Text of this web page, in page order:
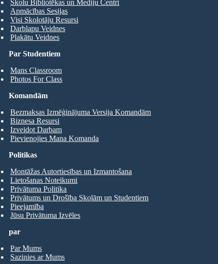
Par Studentiem
Mans Classroom
Photos For Class
Skolu Bibliotēkas un Mediju Centri
Apmācības Sesijas
Visi Skolotāju Resursi
Darblapu Veidnes
Plakātu Veidnes
Komandām
Bezmaksas Izmēģinājuma Versija Komandām
Biznesa Resursi
Izveidot Darbam
Pievienojies Mana Komanda
par
Par Mums
Sazinies ar Mums
Politikas
Montāžas Autortiesības un Izmantošana
Lietošanas Noteikumi
Privātuma Politika
Privātums un Drošība Skolām un Studentiem
Pieejamība
Jūsu Privātuma Izvēles